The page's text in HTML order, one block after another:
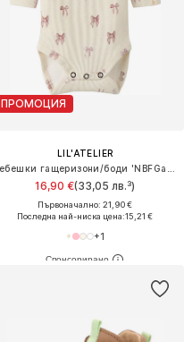
ПРОМОЦИЯ
LIL'ATELIER
16,90 €(33,05 лв.³)
Първоначално: 21,90 €
Последна най-ниска цена:15,21 €
+1